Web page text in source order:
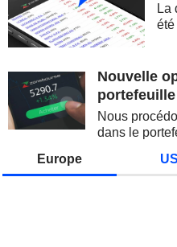
La
Nouvelle
Nous
dans le
Europe